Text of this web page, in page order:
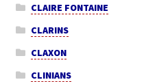
CLAIRE FONTAINE
CLARINS
CLAXON
CLINIANS